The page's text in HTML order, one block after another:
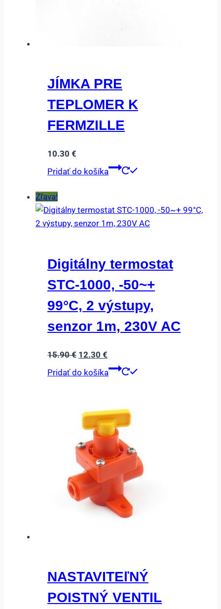
JÍMKA PRE
TEPLOMER K
FERMZILLE
10.30 €
Pridať do košíka
Zľava!
Digitálny termostat
STC-1000, -50~+
99°C, 2 výstupy,
senzor 1m, 230V AC
15.90€ Pôvodná
cena
12.30 €
cena
Pridať do košíka
NASTAVITEľNÝ
POISTNÝ VENTIL